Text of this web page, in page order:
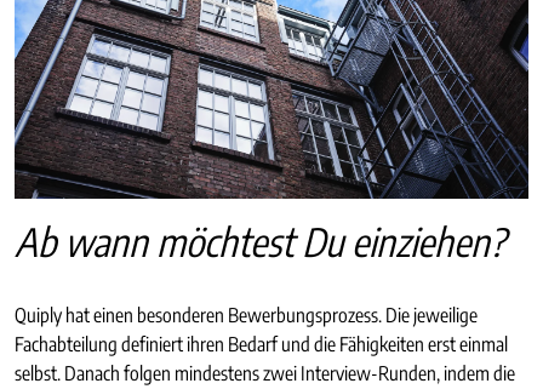
Ab wann möchtest Du einziehen?
Quiply hat einen besonderen Bewerbungsprozess. Die jeweilige
Fachabteilung definiert ihren Bedarf und die Fähigkeiten erst einmal
selbst. Danach folgen mindestens zwei Interview-Runden, indem die